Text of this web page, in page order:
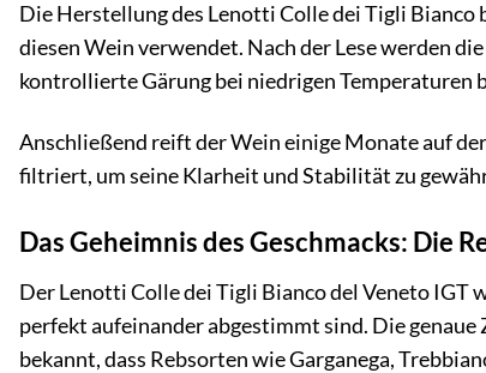
Die Herstellung des Lenotti Colle dei Tigli
diesen Wein verwendet. Nach der Lese werden
kontrollierte Gärung bei niedrigen Temperaturen
Anschließend reift der Wein einige Monate auf
filtriert, um seine Klarheit und Stabilität zu
Das Geheimnis des Geschmacks: Die
Der Lenotti Colle dei Tigli Bianco del Veneto IGT
perfekt aufeinander abgestimmt sind. Die
bekannt, dass Rebsorten wie Garganega,